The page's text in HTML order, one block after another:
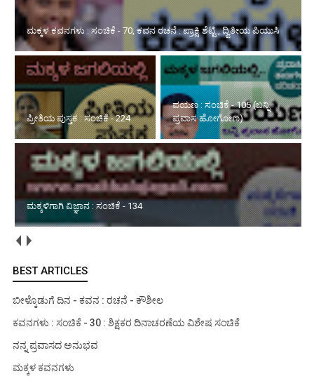
ಮಕ್ಕಳ ಕವನಗಳು : ಸಂಚಿಕೆ - 70, ಕವನ ರಚನೆ : ಪ್ರಾಕ್ಷಿ ಶೆಟ್ಟಿ , ದ್ವಿತೀಯ ಪಿಯುಸಿ
ಪ್ರೀತಿಯ ಪುಸ್ತಕ : ಸಂಚಿಕೆ - 224
ಪಯಣ : ಸಂಚಿಕೆ - 105 (ಬನ್ನಿ
ಪ್ರವಾಸ ಹೋಗೋಣ)
ಮಕ್ಕಳಿಗಾಗಿ ವಿಜ್ಞಾನ : ಸಂಚಿಕೆ - 134
BEST ARTICLES
ಬೀಳ್ಕೊಡುಗೆ ದಿನ - ಕವನ : ರಚನೆ - ಕೌಶೀಲ
ಕವನಗಳು : ಸಂಚಿಕೆ - 30 : ಶಿಕ್ಷಕರ ದಿನಾಚರಣೆಯ ವಿಶೇಷ ಸಂಚಿಕೆ
ನನ್ನ ಪ್ರವಾಸದ ಅನುಭವ
ಮಕ್ಕಳ ಕವನಗಳು